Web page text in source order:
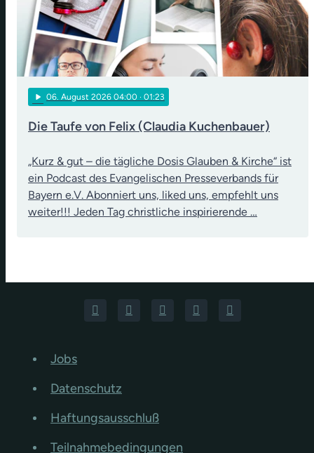
play_arrow 06. August 2026 04:00 · 01:23
Die Taufe von Felix (Claudia Kuchenbauer)
„Kurz & gut – die tägliche Dosis Glauben & Kirche“ ist
ein Podcast des Evangelischen Presseverbands für
Bayern e.V. Abonniert uns, liked uns, empfehlt uns
weiter!!! Jeden Tag christliche inspirierende …
Jobs
Datenschutz
Haftungsausschluß
Teilnahmebedingungen